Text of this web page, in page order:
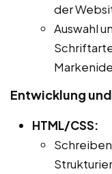
der
Auswahl
Entwicklung
HTML/CSS: